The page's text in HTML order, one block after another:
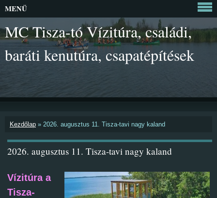
MC Tisza-tó Vízitúra, családi,
baráti kenutúra, csapatépítések
Kezdőlap » 2026. augusztus 11. Tisza-tavi nagy kaland
2026. augusztus 11. Tisza-tavi nagy kaland
Vízitúra a
Tisza-
MENÜ